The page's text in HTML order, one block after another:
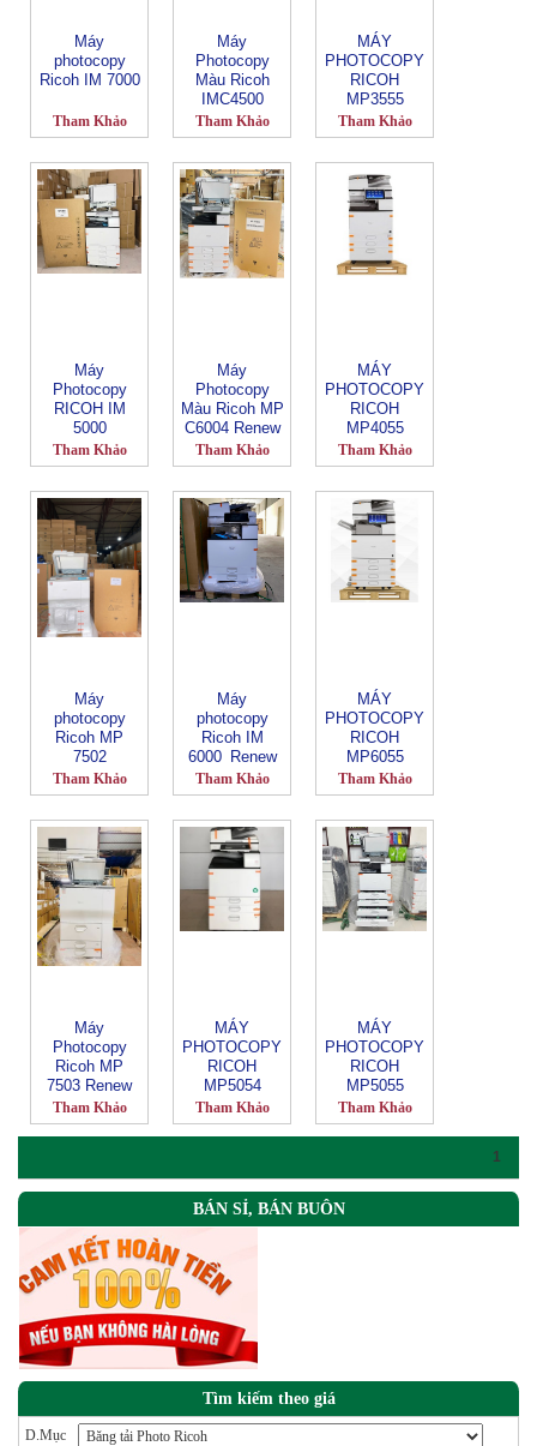
Máy
photocopy
Ricoh IM 7000
Tham Khảo
Máy
Photocopy
Màu Ricoh
IMC4500
Renew
Tham Khảo
MÁY
PHOTOCOPY
RICOH
MP3555
RENEW
Tham Khảo
Máy
Photocopy
RICOH IM
5000
Tham Khảo
Máy
Photocopy
Màu Ricoh MP
C6004 Renew
Tham Khảo
MÁY
PHOTOCOPY
RICOH
MP4055
RENEW
Tham Khảo
Máy
photocopy
Ricoh MP
7502
Tham Khảo
Máy
photocopy
Ricoh IM
6000_Renew
Tham Khảo
MÁY
PHOTOCOPY
RICOH
MP6055
RENEW
Tham Khảo
Máy
Photocopy
Ricoh MP
7503 Renew
Tham Khảo
MÁY
PHOTOCOPY
RICOH
MP5054
RENEW
Tham Khảo
MÁY
PHOTOCOPY
RICOH
MP5055
RENEW
Tham Khảo
1
BÁN SỈ, BÁN BUÔN
Tìm kiếm theo giá
D.Mục